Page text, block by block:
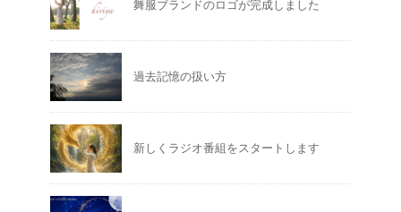
舞服ブランドのロゴが完成しました
過去記憶の扱い方
新しくラジオ番組をスタートします